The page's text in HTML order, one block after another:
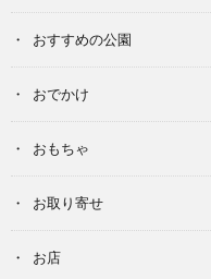
おすすめの公園
おでかけ
おもちゃ
お取り寄せ
お店